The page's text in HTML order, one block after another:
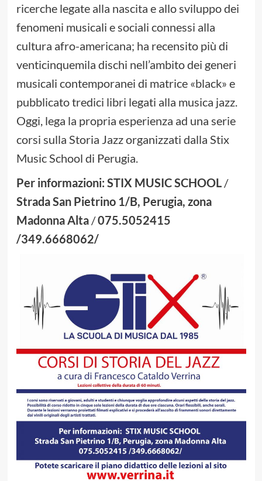
ricerche legate alla nascita e allo sviluppo dei
fenomeni musicali e sociali connessi alla
cultura afro-americana; ha recensito più di
venticinquemila dischi nell’ambito dei generi
musicali contemporanei di matrice «black» e
pubblicato tredici libri legati alla musica jazz.
Oggi, lega la propria esperienza ad una serie
corsi sulla Storia Jazz organizzati dalla Stix
Music School di Perugia.
Per informazioni: STIX MUSIC SCHOOL/
Strada San Pietrino 1/B, Perugia, zona
Madonna Alta/075.5052415
/349.6668062/